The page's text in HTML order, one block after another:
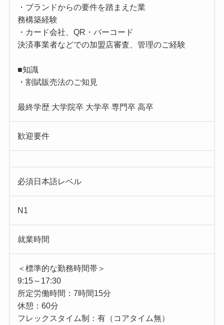
・ブランドからの要件を踏まえた業
務構築経験
・カード会社、QR・バーコード
決済事業者などでの加盟店審査、管理のご経験
■知識
・割賦販売法のご知見
最終学歴 大学院卒 大学卒 専門卒 高卒
歓迎要件
必須日本語レベル
N1
就業時間
＜標準的な勤務時間帯＞
9:15～17:30
所定労働時間：7時間15分
休憩：60分
フレックスタイム制：有（コアタイム無）